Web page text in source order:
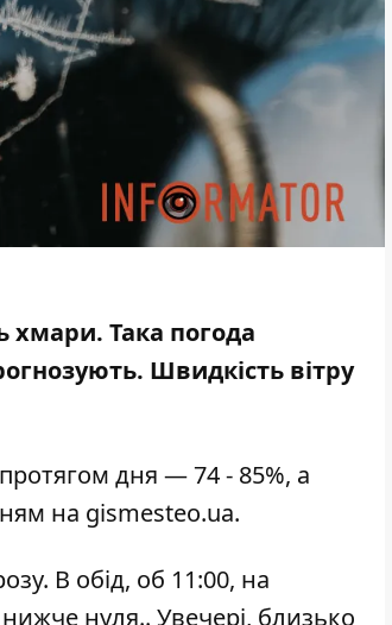
хмари. Така погода
. Швидкість вітру
дня — 74 - 85%, а
на gismesteo.ua.
В обід, об 11:00, на
нуля.. Увечері, близько